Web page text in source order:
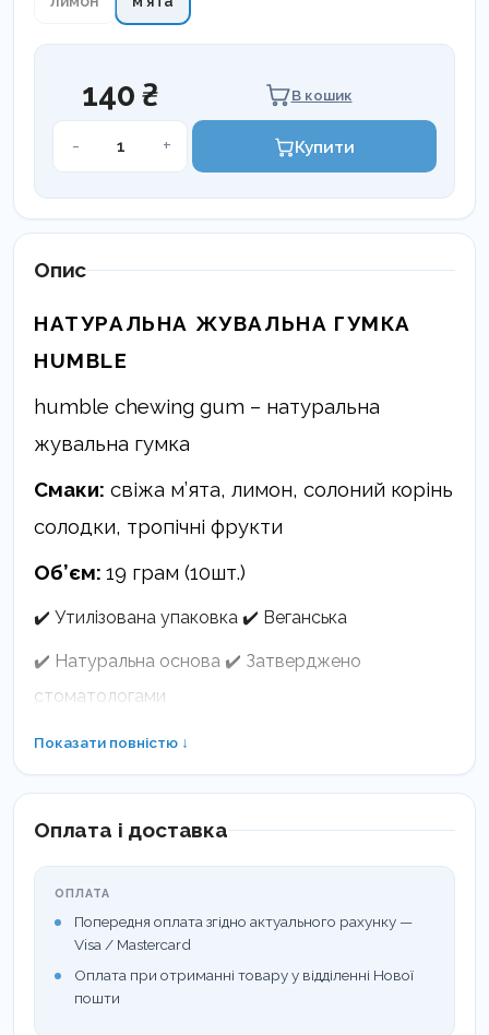
140 ₴ В кошик
-
Жувальна
+ Купити
Опис
НАТУРАЛЬНА ЖУВАЛЬНА ГУМКА
HUMBLE
humble chewіng gum – натуральна
жувальна гумка
Смаки: свіжа м’ята, лимон, солоний корінь
солодки, тропічні фрукти
Об’єм: 19 грам (10шт.)
✔️ Утилізована упаковка ✔️ Веганська
✔️ Натуральна основа ✔️ Затверджено
стоматологами
Ви знали, що звичайна жувальна гумка
основи? Ми не віримо в жування
складається лише з натуральних
інгредієнтів.
Склад:підсолоджувач (ксиліт 72,2%),
Показати повністю ↓
Оплата і доставка
ОПЛАТА
Попередня оплата згідно актуального рахунку —
Visa / Mastercard
Оплата при отриманні товару у відділенні Нової
пошти